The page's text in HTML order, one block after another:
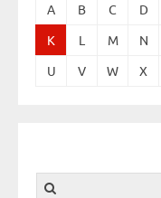
A B C D
K L M N
U V W X